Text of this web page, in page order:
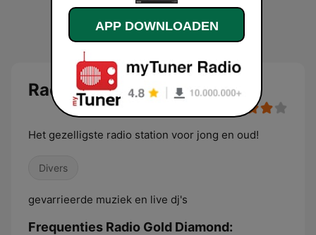
Radio Gold Diamond
Het gezelligste radio station voor jong en oud!
Divers
gevarrieerde muziek en live dj's
Frequenties Radio Gold Diamond:
APP DOWNLOADEN